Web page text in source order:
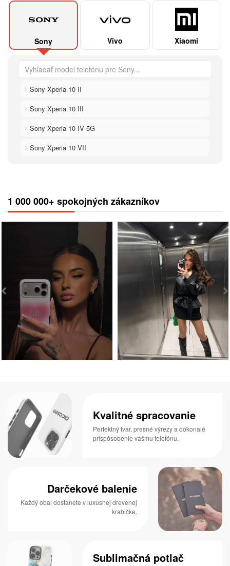
Sony Vivo Xiaomi
Sony Xperia 10 II
Sony Xperia 10 III
Sony Xperia 10 IV 5G
Sony Xperia 10 VII
1 000 000+ spokojných zákazníkov
Kvalitné spracovanie
Perfektný tvar, presné výrezy a dokonalé
prispôsobenie vášmu telefónu.
Darčekové balenie
Každý obal dostanete v luxusnej drevenej
krabičke.
Sublimačná potlač